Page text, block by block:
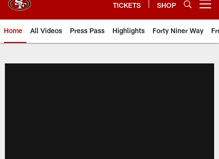
TICKETS SHOP
Home All Videos Press Pass Highlights Forty Niner Way